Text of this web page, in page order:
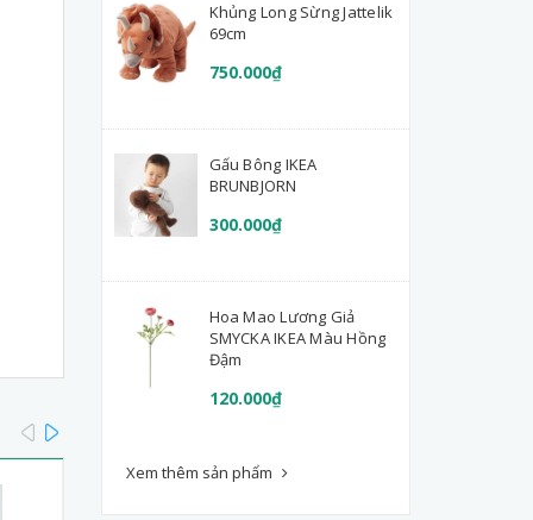
prev
Khủng Long Sừng Jattelik
69cm
750.000₫
Gấu Bông IKEA
BRUNBJORN
300.000₫
Hoa Mao Lương Giả
SMYCKA IKEA Màu Hồng
Đậm
120.000₫
Xem thêm sản phẩm